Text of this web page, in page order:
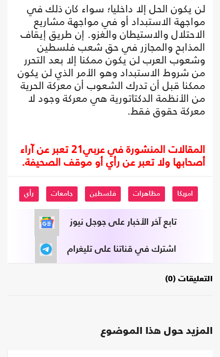
لن يكون الحل إلا داخليا؛ سواء كان ذلك في
مواجهة الاستبداد أو في مواجهة مشاريع
الاحتلال والاستيطان والغزو. إن طريق إيقاف
المذابح والمجازر في حق شعب فلسطين
وشعوب العرب لن يكون ممكنا إلا بعد التحرر
من شروط الاستبداد وهو الأمر الذي لن يكون
ممكنا قبل أن تدرك الشعوب أن معركة الحرية
من الأنظمة الدكتاتورية هي معركة وجود لا
معركة حقوق فقط.
المقالات المنشورة في عربي21 تعبر عن آراء
أصحابها ولا تعبر عن رأي أو موقف الصحيفة.
امريكا مظاهرات فلسطين جامعات رأي
تابع آخر الأخبار على جوجل نيوز
اشترك في قناتنا على تليغرام
التعليقات (0)
المزيد حول هذا الموضوع